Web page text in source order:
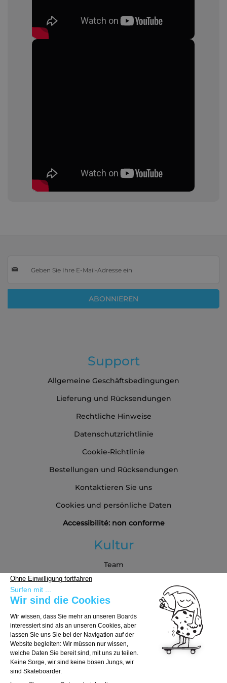
Sie
für
Newsletter
ABONNIEREN
Support
Allgemeine Geschäftsbedingungen
Lieferung und Rücksendungen
Rechtliche Hinweise
Datenschutzrichtlinie
Cookie-Richtlinie
Bestellungen und Rücksendungen
Kontaktieren Sie uns
Cookies und persönliche Daten
Accessibilité: non conforme
Kultur
Team
Partners
Kaufberatung
Board auswählen